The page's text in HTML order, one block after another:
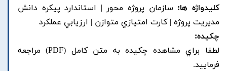
کلیدواژه ها: سازمان پروژه محور | استاندارد پيکره دانش
مديريت پروژه | کارت امتيازي متوازن | ارزيابي عملکرد
چکیده:
لطفا براي مشاهده چکيده به متن کامل (PDF) مراجعه
فرماييد.